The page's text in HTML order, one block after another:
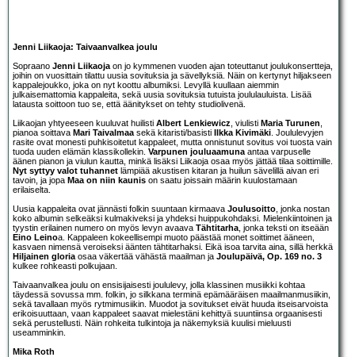
Jenni Liikaoja: Taivaanvalkea joulu
Sopraano Jenni Liikaoja on jo kymmenen vuoden ajan toteuttanut joulukonsertteja,
joihin on vuosittain tilattu uusia sovituksia ja sävellyksiä. Näin on kertynyt hiljakseen
kappalejoukko, joka on nyt koottu albumiksi. Levyllä kuullaan aiemmin
julkaisemattomia kappaleita, sekä uusia sovituksia tutuista joululauluista. Lisää
latausta soittoon tuo se, että äänitykset on tehty studiolivenä.
Liikaojan yhtyeeseen kuuluvat huilisti Albert Lenkiewicz , viulisti Maria Turunen
pianoa soittava Mari Taivalmaa sekä kitaristi/basisti Ilkka Kivimäki . Joululevyjen
rasite ovat monesti puhkisoitetut kappaleet, mutta onnistunut sovitus voi tuosta vain
tuoda uuden elämän klassikollekin. Varpunen jouluaamuna antaa varpuselle
äänen pianon ja viulun kautta, minkä lisäksi Liikaoja osaa myös jättää tilaa soittimille.
Nyt syttyy valot tuhannet lämpiää akustisen kitaran ja huilun sävelillä aivan eri
tavoin, ja jopa Maa on niin kaunis on saatu joissain määrin kuulostamaan
erilaiselta.
Uusia kappaleita ovat jännästi folkin suuntaan kirmaava Joulusoitto , jonka nostan
koko albumin selkeäksi kulmakiveksi ja yhdeksi huippukohdaksi. Mielenkiintoinen ja
tyystin erilainen numero on myös levyn avaava Tähtitarha , jonka teksti on itseään
Eino Leinoa. Kappaleen kokeellisempi muoto päästää monet soittimet ääneen,
kasvaen nimensä veroiseksi äänten tähtitarhaksi. Eikä isoa tarvita aina, sillä herkkä
Hiljainen gloria osaa väkertää vähästä maailman ja Joulupäivä, Op. 169 no. 3
kulkee rohkeasti polkujaan.
Taivaanvalkea joulu on ensisijaisesti joululevy, jolla klassinen musiikki kohtaa
täydessä sovussa mm. folkin, jo silkkana terminä epämääräisen maailmanmusiikin,
sekä tavallaan myös rytmimusiikin. Muodot ja sovitukset eivät huuda itseisarvoista
erikoisuuttaan, vaan kappaleet saavat mielestäni kehittyä suuntiinsa orgaanisesti
sekä perustellusti. Näin rohkeita tulkintoja ja näkemyksiä kuulisi mieluusti
useamminkin.
Mika Roth